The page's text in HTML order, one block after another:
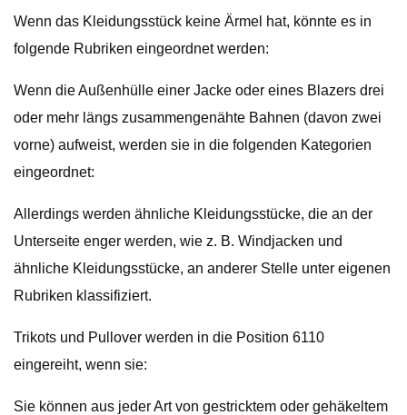
Wenn das Kleidungsstück keine Ärmel hat, könnte es in
folgende Rubriken eingeordnet werden:
Wenn die Außenhülle einer Jacke oder eines Blazers drei
oder mehr längs zusammengenähte Bahnen (davon zwei
vorne) aufweist, werden sie in die folgenden Kategorien
eingeordnet:
Allerdings werden ähnliche Kleidungsstücke, die an der
Unterseite enger werden, wie z. B. Windjacken und
ähnliche Kleidungsstücke, an anderer Stelle unter eigenen
Rubriken klassifiziert.
Trikots und Pullover werden in die Position 6110
eingereiht, wenn sie:
Sie können aus jeder Art von gestricktem oder gehäkeltem